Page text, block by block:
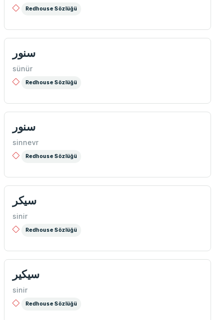
Redhouse Sözlüğü
سنور
sünür
Redhouse Sözlüğü
سنور
sinnevr
Redhouse Sözlüğü
سیكر
sinir
Redhouse Sözlüğü
سیكیر
sinir
Redhouse Sözlüğü